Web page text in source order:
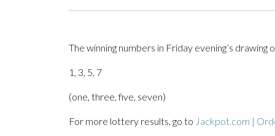
The winning numbers in Friday evening’s
1, 3, 5, 7
(one, three, five, seven)
For more lottery results, go to Jackpot.com |